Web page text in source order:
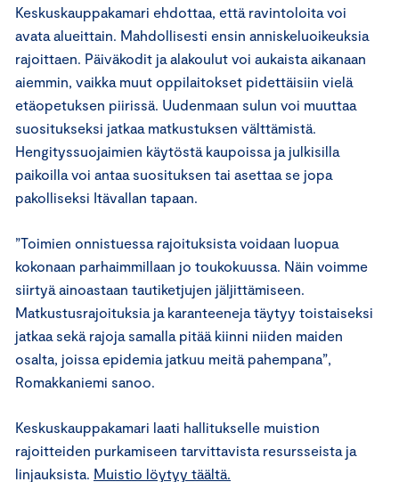
Keskuskauppakamari ehdottaa, että ravintoloita voi
avata alueittain. Mahdollisesti ensin anniskeluoikeuksia
rajoittaen. Päiväkodit ja alakoulut voi aukaista aikanaan
aiemmin, vaikka muut oppilaitokset pidettäisiin vielä
etäopetuksen piirissä. Uudenmaan sulun voi muuttaa
suositukseksi jatkaa matkustuksen välttämistä.
Hengityssuojaimien käytöstä kaupoissa ja julkisilla
paikoilla voi antaa suosituksen tai asettaa se jopa
pakolliseksi Itävallan tapaan.
”Toimien onnistuessa rajoituksista voidaan luopua
kokonaan parhaimmillaan jo toukokuussa. Näin voimme
siirtyä ainoastaan tautiketjujen jäljittämiseen.
Matkustusrajoituksia ja karanteeneja täytyy toistaiseksi
jatkaa sekä rajoja samalla pitää kiinni niiden maiden
osalta, joissa epidemia jatkuu meitä pahempana”,
Romakkaniemi sanoo.
Keskuskauppakamari laati hallitukselle muistion
rajoitteiden purkamiseen tarvittavista resursseista ja
linjauksista. Muistio löytyy täältä.